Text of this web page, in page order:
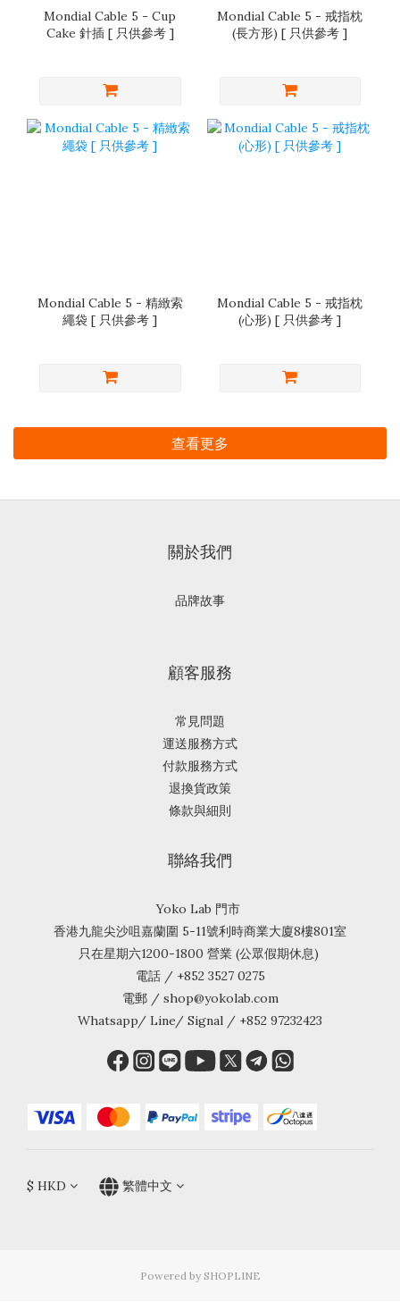
Mondial Cable 5 - Cup
Cake 針插 [ 只供參考 ]
Mondial Cable 5 - 戒指枕
(長方形) [ 只供參考 ]
Mondial Cable 5 - 精緻索
繩袋 [ 只供參考 ]
Mondial Cable 5 - 戒指枕
(心形) [ 只供參考 ]
查看更多
關於我們
品牌故事
顧客服務
常見問題
運送服務方式
付款服務方式
退換貨政策
條款與細則
聯絡我們
Yoko Lab 門市
香港九龍尖沙咀嘉蘭圍 5-11號利時商業大廈8樓801室
只在星期六1200-1800 營業 (公眾假期休息)
電話 / +852 3527 0275
電郵 / shop@yokolab.com
Whatsapp/ Line/ Signal / +852 97232423
$ HKD 繁體中文
Powered by SHOPLINE